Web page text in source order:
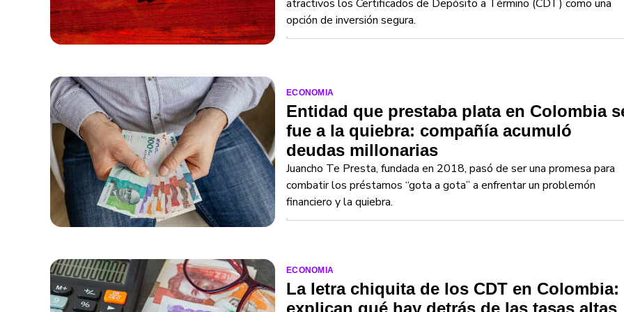
atractivos los Certificados de Depósito a Término (CDT) como una
opción de inversión segura.
ECONOMIA
Entidad que prestaba plata en Colombia
fue a la quiebra: compañía acumuló
deudas millonarias
Juancho Te Presta, fundada en 2018, pasó de ser una promesa para
combatir los préstamos “gota a gota” a enfrentar un problemón
financiero y la quiebra.
ECONOMIA
La letra chiquita de los CDT en Colombia:
explican qué hay detrás de las tasas altas